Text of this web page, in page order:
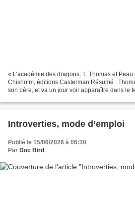
« L’académie des dragons, 1. Thomas et
Chisholm, éditions Casterman Résumé :
son père, et va un jour voir apparaître dans le
Introverties, mode d’emploi
Publié le 15/06/2026 à 06:30
Par Doc Bird